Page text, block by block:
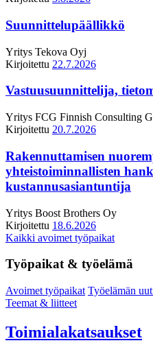
Suunnittelupäällikkö
Yritys Tekova Oyj
Kirjoitettu 22.7.2026
Vastuusuunnittelija,
Yritys FCG Finnish Consulting
Kirjoitettu 20.7.2026
Rakennuttamisen
yhteistoiminnallisten
kustannusasiantuntija
Yritys Boost Brothers Oy
Kirjoitettu 18.6.2026
Kaikki avoimet työpaikat
Työpaikat & työelämä
Avoimet työpaikat Työelämän
Teemat & liitteet
Toimialakatsaukset